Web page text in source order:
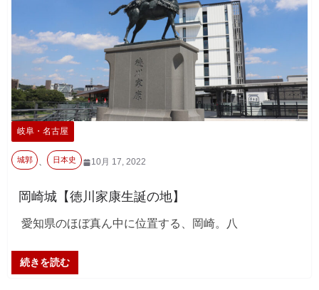
岐阜・名古屋
10月 17, 2022
城郭 、 日本史
岡崎城【徳川家康生誕の地】
愛知県のほぼ真ん中に位置する、岡崎。八
続きを読む